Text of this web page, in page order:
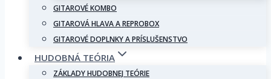
GITAROVÉ KOMBO
GITAROVÁ HLAVA A REPROBOX
GITAROVÉ DOPLNKY A PRÍSLUŠENSTVO
HUDOBNÁ TEÓRIA
ZÁKLADY HUDOBNEJ TEÓRIE